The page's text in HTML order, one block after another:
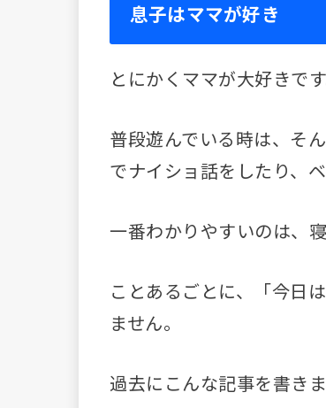
息子はママが好き
とにかくママが大好きです
普段遊んでいる時は、そ
でナイショ話をしたり、
一番わかりやすいのは、寝
ことあるごとに、「今日
ません。
過去にこんな記事を書きま